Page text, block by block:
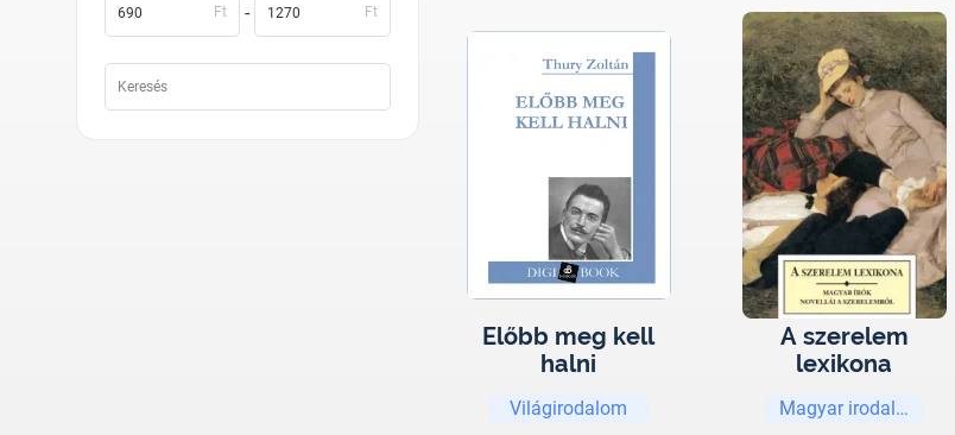
Ft - Ft
Előbb meg kell
halni
Világirodalom
A szerelem
lexikona
Magyar irodalom